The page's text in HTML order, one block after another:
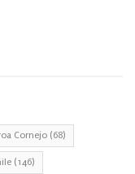
Cornejo (68)
(146)